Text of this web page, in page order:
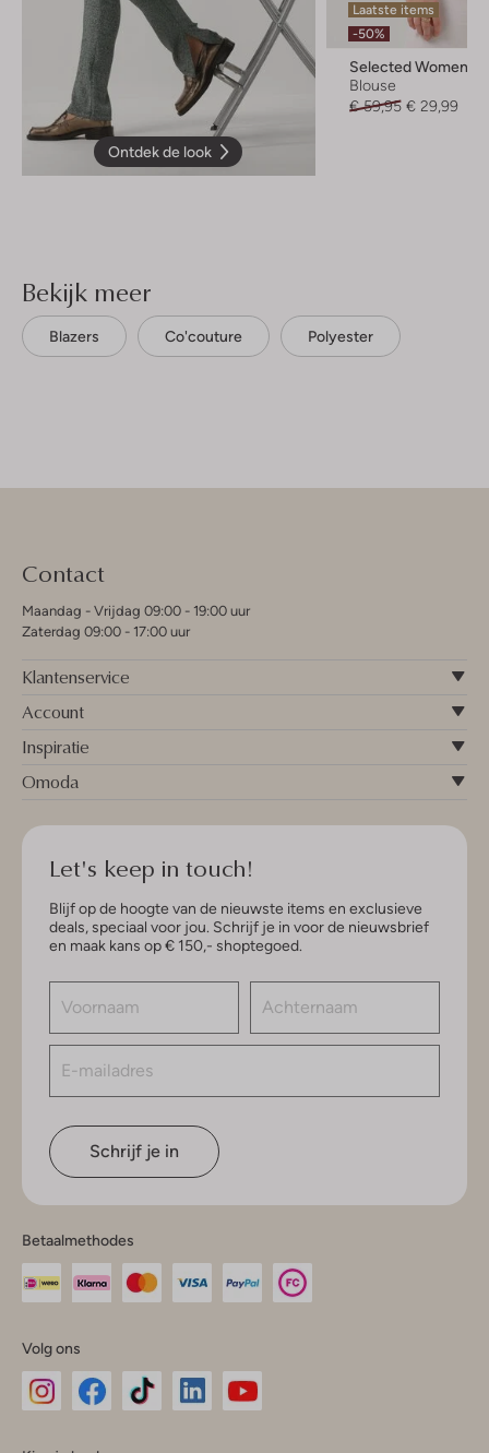
Ontdek de look
Laatste items
-50%
Selected Women
Blouse
€ 59,95 € 29,99
Bekijk meer
Blazers Co'couture Polyester
Contact
Maandag - Vrijdag 09:00 - 19:00 uur
Zaterdag 09:00 - 17:00 uur
Klantenservice
Account
Inspiratie
Omoda
Let's keep in touch!
Blijf op de hoogte van de nieuwste items en exclusieve
deals, speciaal voor jou. Schrijf je in voor de nieuwsbrief
en maak kans op € 150,- shoptegoed.
Schrijf je in
Betaalmethodes
Volg ons